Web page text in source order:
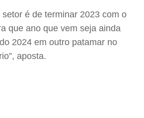
setor é de terminar 2023 com o
que ano que vem seja ainda
2024 em outro patamar no
aposta.